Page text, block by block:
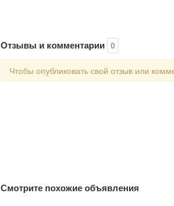
Отзывы и комментарии 0
Чтобы опубликовать свой отзыв или
Смотрите похожие объявления